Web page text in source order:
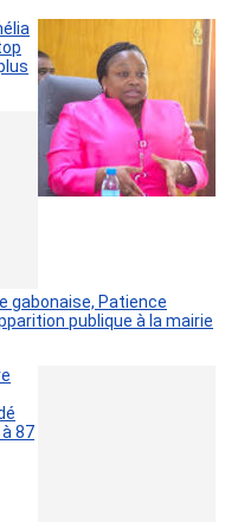
gabonaise, Patience
publique à la mairie
87